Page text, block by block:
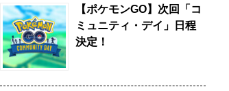
【ポケモンGO】次回「コ
ミュニティ・デイ」日程
決定！